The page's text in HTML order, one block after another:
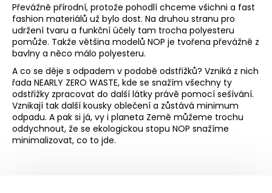
Převážně přírodní, protože pohodlí chceme všichni a fast
fashion materiálů už bylo dost. Na druhou stranu pro
udržení tvaru a funkční účely tam trocha polyesteru
pomůže. Takže většina modelů NOP je tvořena převážně z
bavlny a něco málo polyesteru.
A co se děje s odpadem v podobě odstřižků? Vzniká z nich
řada NEARLY ZERO WASTE, kde se snažím všechny ty
odstřižky zpracovat do další látky právě pomocí sešívání.
Vznikají tak další kousky oblečení a zůstává minimum
odpadu. A pak si já, vy i planeta Země můžeme trochu
oddychnout, že se ekologickou stopu NOP snažíme
minimalizovat, co to jde.